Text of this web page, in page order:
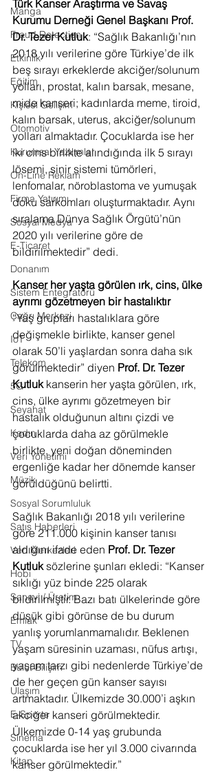
Manga
Fraud Detection
Etkinlik
Eğitim
Kişisel Gelişim
Otomotiv
Kurumsal Yazılımlar
On-Line Reklam
Firma Yatırımı
Sosyal Medya
E-Ticaret
Donanım
Sistem Entegratörü
Çağrı Merkezi
IoT
Telekom
5G
Seyahat
Kadın
Veri Yönetimi
Müzik
Sosyal Sorumluluk
Satış Haberleri
Veri Merkezleri
Hobi
Sanayi / Üretim
Emlak
TV
Bulut Bilişim
Ulaşım
E-Sports
Sinema
Kitap
Türk Kanser Araştırma ve Savaş
Kurumu Derneği Genel Başkanı Prof.
Dr. Tezer Kutluk: “Sağlık Bakanlığı’nın
2018 yılı verilerine göre Türkiye’de ilk
beş sırayı erkeklerde akciğer/solunum
yolları, prostat, kalın barsak, mesane,
mide kanseri; kadınlarda meme, tiroid,
kalın barsak, uterus, akciğer/solunum
yolları almaktadır. Çocuklarda ise her
iki cins birlikte alındığında ilk 5 sırayı
lösemi, sinir sistemi tümörleri,
lenfomalar, nöroblastoma ve yumuşak
doku sarkomları oluşturmaktadır. Aynı
sıralama Dünya Sağlık Örgütü’nün
2020 yılı verilerine göre de
bildirilmektedir” dedi.
Kanser her yaşta görülen ırk, cins, ülke
ayrımı gözetmeyen bir hastalıktır
“Yaş grupları hastalıklara göre
değişmekle birlikte, kanser genel
olarak 50’li yaşlardan sonra daha sık
görülmektedir” diyen Prof. Dr. Tezer
Kutluk kanserin her yaşta görülen, ırk,
cins, ülke ayrımı gözetmeyen bir
hastalık olduğunun altını çizdi ve
çocuklarda daha az görülmekle
birlikte, yeni doğan döneminden
ergenliğe kadar her dönemde kanser
görüldüğünü belirtti.
Sağlık Bakanlığı 2018 yılı verilerine
göre 211.000 kişinin kanser tanısı
aldığını ifade eden Prof. Dr. Tezer
Kutluk sözlerine şunları ekledi: “Kanser
sıklığı yüz binde 225 olarak
bildirilmiştir. Bazı batı ülkelerinde göre
düşük gibi görünse de bu durum
yanlış yorumlanmamalıdır. Beklenen
yaşam süresinin uzaması, nüfus artışı,
yaşam tarzı gibi nedenlerde Türkiye’de
de her geçen gün kanser sayısı
artmaktadır. Ülkemizde 30.000’i aşkın
akciğer kanseri görülmektedir.
Ülkemizde 0-14 yaş grubunda
çocuklarda ise her yıl 3.000 civarında
kanser görülmektedir.”